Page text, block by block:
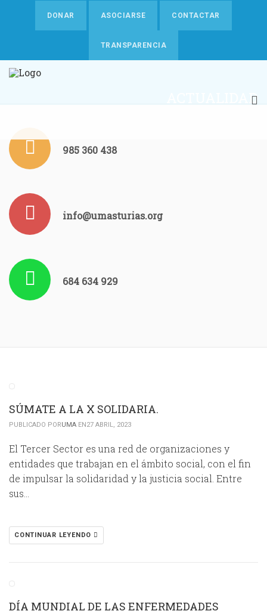
DONAR ASOCIARSE CONTACTAR
TRANSPARENCIA
ACTUALIDAD
985 360 438
info@umasturias.org
684 634 929
SÚMATE A LA X SOLIDARIA.
PUBLICADO PORUMA EN27 ABRIL, 2023
El Tercer Sector es una red de organizaciones y
entidades que trabajan en el ámbito social, con el fin
de impulsar la solidaridad y la justicia social. Entre
sus…
CONTINUAR LEYENDO
DÍA MUNDIAL DE LAS ENFERMEDADES